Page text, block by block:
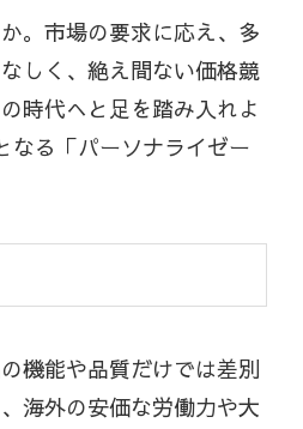
。市場の要求に応え、多
しく、絶え間ない価格競
時代へと足を踏み入れよ
なる「パーソナライゼー
機能や品質だけでは差別
海外の安価な労働力や大